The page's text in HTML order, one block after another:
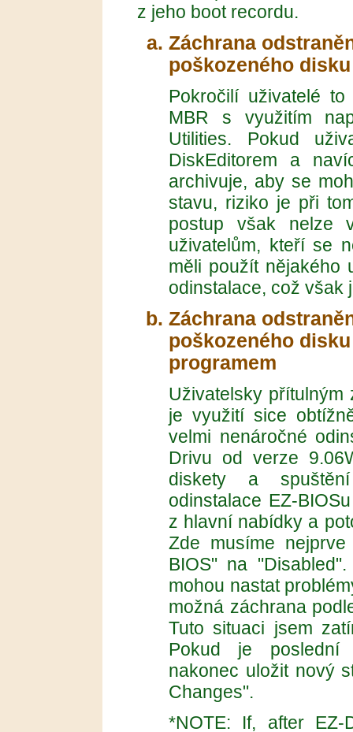
z jeho boot recordu.
Záchrana
poškozeného
Pokročilí uživatelé
MBR s využitím
Utilities. Pokud
DiskEditorem a
archivuje, aby se
stavu, riziko je při
postup však nelze
uživatelům, kteří se
měli použít nějakého
odinstalace, což však
Záchrana
poškozeného
programem
Uživatelsky přítulným
je využití sice
velmi nenáročné
Drivu od verze
diskety a
odinstalace EZ-
z hlavní nabídky a
Zde musíme
BIOS" na
mohou nastat
možná záchrana
Tuto situaci jsem
Pokud je poslední
nakonec uložit nový
Changes".
*NOTE: If, after